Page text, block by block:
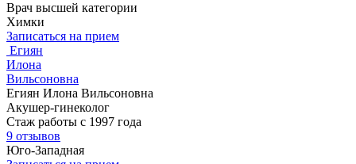
Врач высшей категории
Химки
Записаться на прием
Егиян
Илона
Вильсоновна
Егиян Илона Вильсоновна
Акушер-гинеколог
Стаж работы с 1997 года
9 отзывов
Юго-Западная